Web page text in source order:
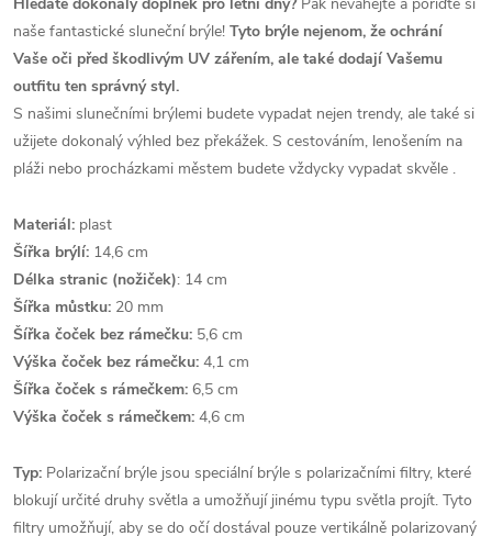
naše fantastické sluneční brýle! Tyto brýle nejenom, že ochrání
Vaše oči před škodlivým UV zářením, ale také dodají Vašemu
outfitu ten správný styl.
S našimi slunečními brýlemi budete vypadat nejen trendy, ale také si
užijete dokonalý výhled bez překážek. S cestováním, lenošením na
pláži nebo procházkami městem budete vždycky vypadat skvěle .
Materiál: plast
Šířka brýlí: 14,6 cm
Délka stranic (nožiček): 14 cm
Šířka můstku: 20 mm
Šířka čoček bez rámečku: 5,6 cm
Výška čoček bez rámečku: 4,1 cm
Šířka čoček s rámečkem: 6,5 cm
Výška čoček s rámečkem: 4,6 cm
Typ: Polarizační brýle jsou speciální brýle s polarizačními filtry, které
blokují určité druhy světla a umožňují jinému typu světla projít. Tyto
filtry umožňují, aby se do očí dostával pouze vertikálně polarizovaný